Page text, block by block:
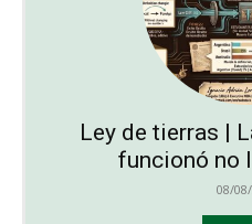
Ley de tierras |
funcionó no
08/